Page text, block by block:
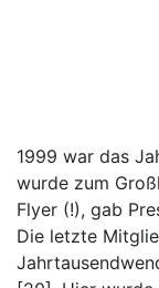
1999 war das
wurde zum
Flyer (!), gab
Die letzte